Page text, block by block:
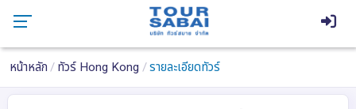
หน้าหลัก ทัวร์ Hong Kong รายละเอียดทัวร์